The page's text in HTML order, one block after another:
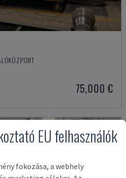
75,000 €
EU felhasználók
fokozása, a webhely